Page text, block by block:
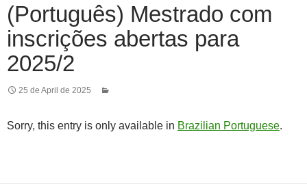
(Português) Mestrado com
inscrições abertas para
2025/2
25 de April de 2025
Sorry, this entry is only available in Brazilian Portuguese.